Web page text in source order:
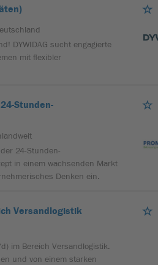
DYWIDAG sucht engagierte
mit flexibler
Stunden-
24-Stunden-
in einem wachsenden Markt
Denken ein.
Versandlogistik
im Bereich Versandlogistik.
und von einem starken